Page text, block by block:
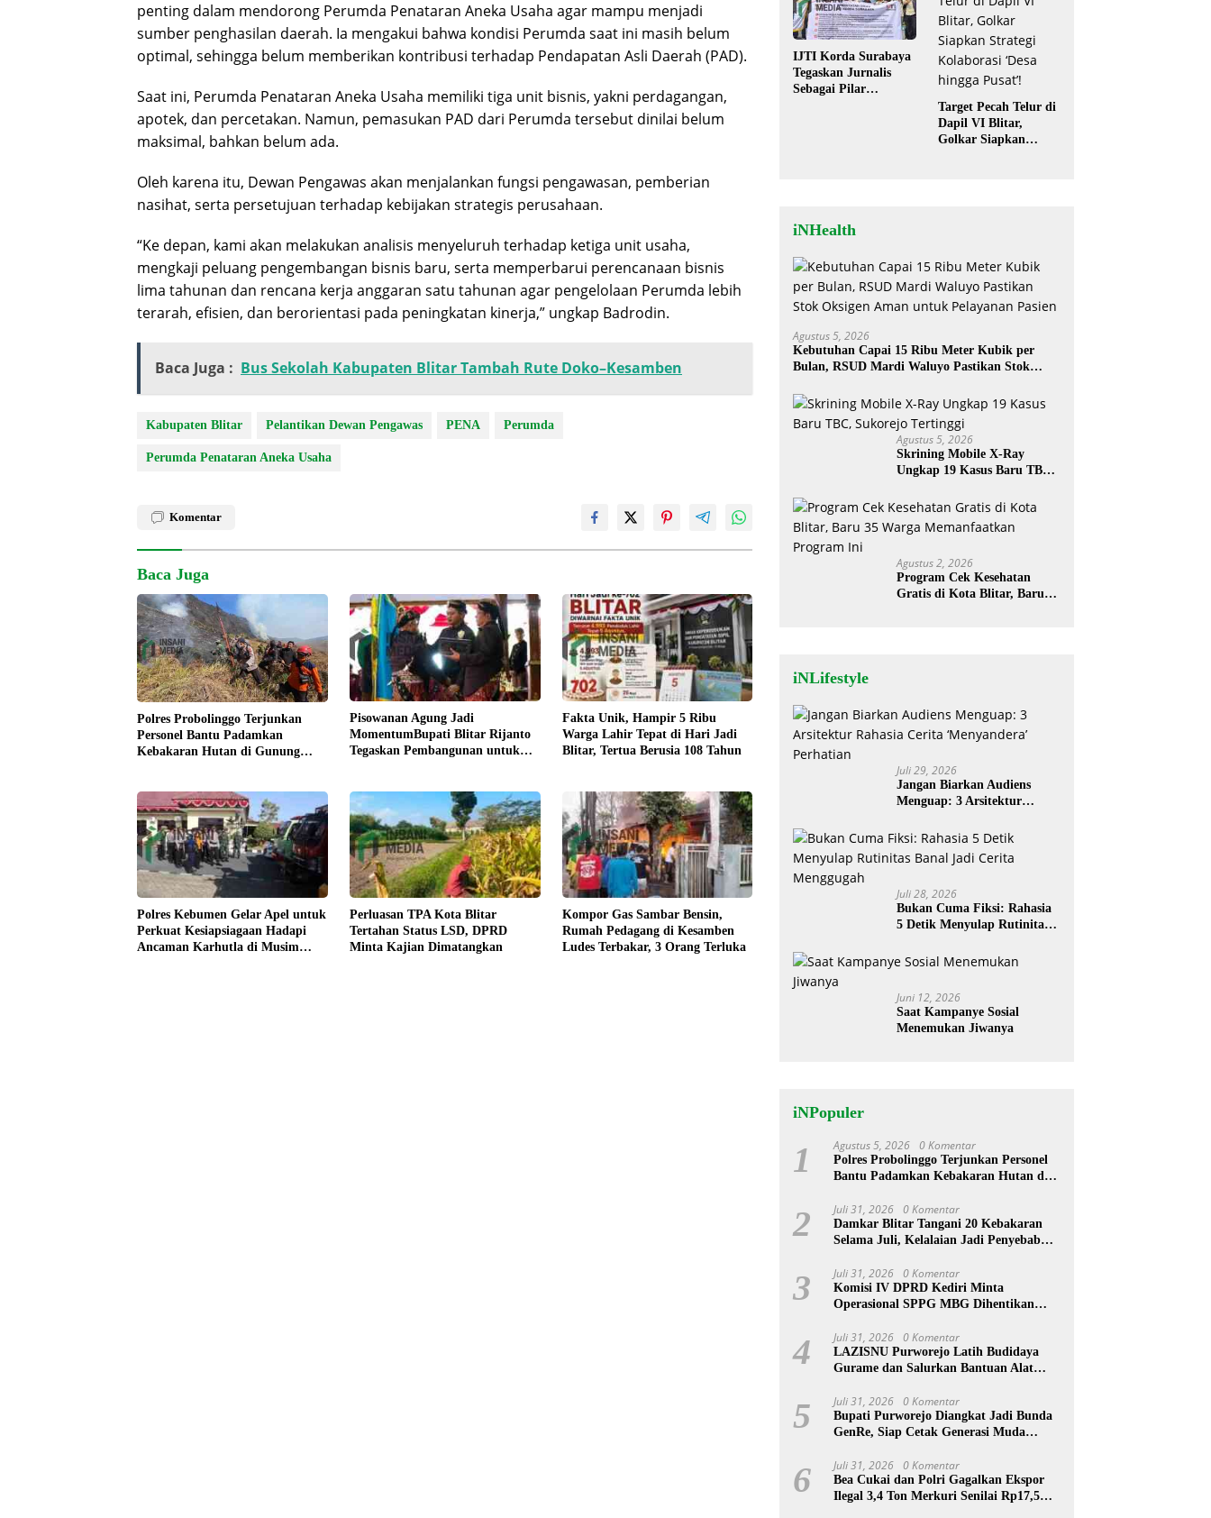
penting dalam mendorong Perumda Penataran Aneka Usaha agar mampu menjadi
sumber penghasilan daerah. Ia mengakui bahwa kondisi Perumda saat ini masih belum
optimal, sehingga belum memberikan kontribusi terhadap Pendapatan Asli Daerah (PAD).
Saat ini, Perumda Penataran Aneka Usaha memiliki tiga unit bisnis, yakni perdagangan,
apotek, dan percetakan. Namun, pemasukan PAD dari Perumda tersebut dinilai belum
maksimal, bahkan belum ada.
Oleh karena itu, Dewan Pengawas akan menjalankan fungsi pengawasan, pemberian
nasihat, serta persetujuan terhadap kebijakan strategis perusahaan.
“Ke depan, kami akan melakukan analisis menyeluruh terhadap ketiga unit usaha,
mengkaji peluang pengembangan bisnis baru, serta memperbarui perencanaan bisnis
lima tahunan dan rencana kerja anggaran satu tahunan agar pengelolaan Perumda lebih
terarah, efisien, dan berorientasi pada peningkatan kinerja,” ungkap Badrodin.
Baca Juga : Bus Sekolah Kabupaten Blitar Tambah Rute Doko–Kesamben
Kabupaten Blitar Pelantikan Dewan Pengawas PENA Perumda
Perumda Penataran Aneka Usaha
Komentar
Baca Juga
Polres Probolinggo Terjunkan
Personel Bantu Padamkan
Kebakaran Hutan di Gunung
Pisowanan Agung Jadi
MomentumBupati Blitar Rijanto
Tegaskan Pembangunan untuk
Fakta Unik, Hampir 5 Ribu
Warga Lahir Tepat di Hari Jadi
Blitar, Tertua Berusia 108 Tahun
Polres Kebumen Gelar Apel untuk
Perkuat Kesiapsiagaan Hadapi
Ancaman Karhutla di Musim
Perluasan TPA Kota Blitar
Tertahan Status LSD, DPRD
Minta Kajian Dimatangkan
Kompor Gas Sambar Bensin,
Rumah Pedagang di Kesamben
Ludes Terbakar, 3 Orang Terluka
IJTI Korda Surabaya
Tegaskan Jurnalis
Sebagai Pilar
Target Pecah Telur di
Dapil VI Blitar,
Golkar Siapkan
iNHealth
Agustus 5, 2026
Kebutuhan Capai 15 Ribu Meter Kubik per
Bulan, RSUD Mardi Waluyo Pastikan Stok
Agustus 5, 2026
Skrining Mobile X-Ray
Ungkap 19 Kasus Baru TBC,
Agustus 2, 2026
Program Cek Kesehatan
Gratis di Kota Blitar, Baru
iNLifestyle
Juli 29, 2026
Jangan Biarkan Audiens
Menguap: 3 Arsitektur
Perhatian
Juli 28, 2026
Bukan Cuma Fiksi: Rahasia
5 Detik Menyulap Rutinitas
Menggugah
Juni 12, 2026
Saat Kampanye Sosial
Menemukan Jiwanya
iNPopuler
1 Agustus 5, 2026 0 Komentar
Polres Probolinggo Terjunkan Personel
Bantu Padamkan Kebakaran Hutan di
2 Juli 31, 2026 0 Komentar
Damkar Blitar Tangani 20 Kebakaran
Selama Juli, Kelalaian Jadi Penyebab
3 Juli 31, 2026 0 Komentar
Komisi IV DPRD Kediri Minta
Operasional SPPG MBG Dihentikan
4 Juli 31, 2026 0 Komentar
LAZISNU Purworejo Latih Budidaya
Gurame dan Salurkan Bantuan Alat
5 Juli 31, 2026 0 Komentar
Bupati Purworejo Diangkat Jadi Bunda
GenRe, Siap Cetak Generasi Muda
6 Juli 31, 2026 0 Komentar
Bea Cukai dan Polri Gagalkan Ekspor
Ilegal 3,4 Ton Merkuri Senilai Rp17,5